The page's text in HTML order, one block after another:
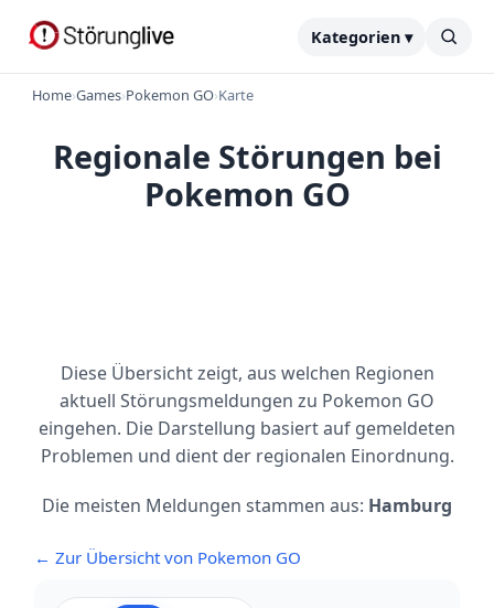
Kategorien ▾
Home›Games›Pokemon GO›Karte
Regionale Störungen bei
Pokemon GO
Diese Übersicht zeigt, aus welchen Regionen
aktuell Störungsmeldungen zu Pokemon GO
eingehen. Die Darstellung basiert auf gemeldeten
Problemen und dient der regionalen Einordnung.
Die meisten Meldungen stammen aus: Hamburg
← Zur Übersicht von Pokemon GO